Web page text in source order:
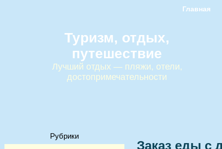
Главная
Туризм, отдых,
путешествие
Лучший отдых — пляжи, отели,
достопримечательности
Рубрики
Заказ еды с